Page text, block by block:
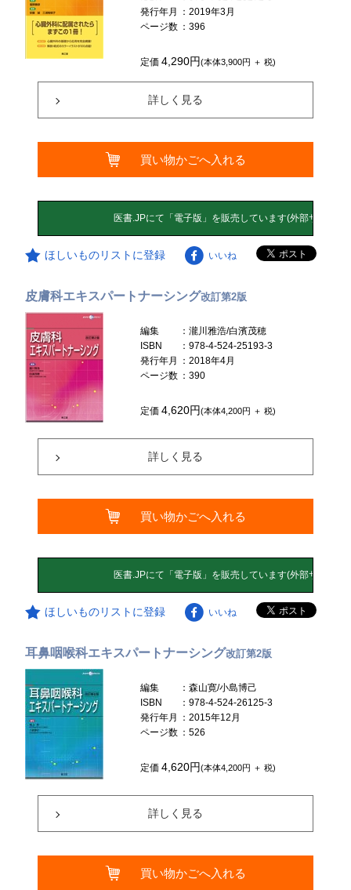
発行年月
：2019年3月
ページ数 ：396
定価4,290円(本体3,900円 ＋ 税)
詳しく見る
買い物かごへ入れる
ほしいものリストに登録 いいね
皮膚科エキスパートナーシング改訂第2版
編集
：瀧川雅浩/白濱茂穂
ISBN
：978-4-524-25193-3
発行年月
：2018年4月
ページ数 ：390
定価4,620円(本体4,200円 ＋ 税)
詳しく見る
買い物かごへ入れる
ほしいものリストに登録 いいね
耳鼻咽喉科エキスパートナーシング改訂第2版
編集
：森山寛/小島博己
ISBN
：978-4-524-26125-3
発行年月
：2015年12月
ページ数 ：526
定価4,620円(本体4,200円 ＋ 税)
詳しく見る
買い物かごへ入れる